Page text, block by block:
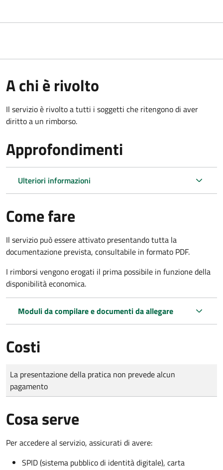
A chi è rivolto
Il servizio è rivolto a tutti i soggetti che ritengono di aver
diritto a un rimborso.
Approfondimenti
Ulteriori informazioni
Come fare
Il servizio può essere attivato presentando tutta la
documentazione prevista, consultabile in formato PDF.
I rimborsi vengono erogati il prima possibile in funzione della
disponibilità economica.
Moduli da compilare e documenti da allegare
Costi
Tipo di pagamento
Importo
La presentazione della pratica non prevede alcun
pagamento
Cosa serve
Per accedere al servizio, assicurati di avere:
SPID (sistema pubblico di identità digitale), carta